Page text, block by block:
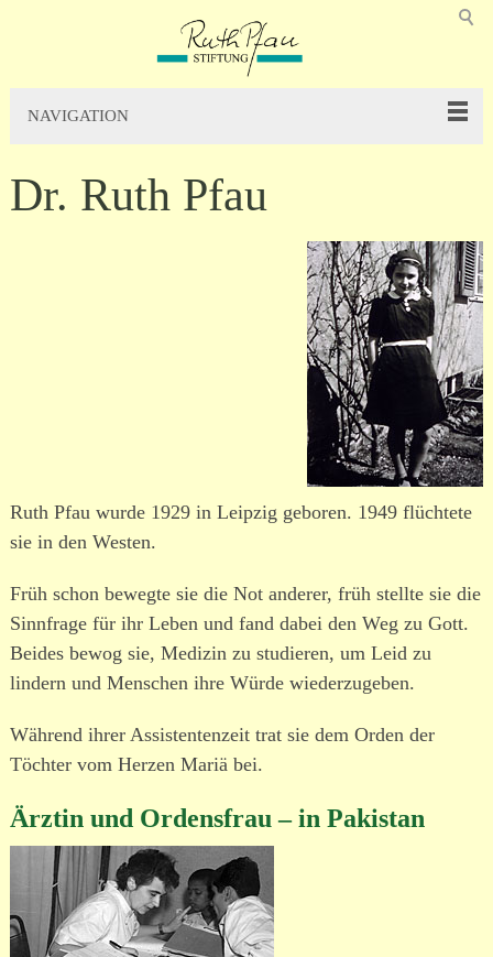
NAVIGATION
Dr. Ruth Pfau
Ruth Pfau wurde 1929 in Leipzig geboren. 1949 flüchtete
sie in den Westen.
Früh schon bewegte sie die Not anderer, früh stellte sie die
Sinnfrage für ihr Leben und fand dabei den Weg zu Gott.
Beides bewog sie, Medizin zu studieren, um Leid zu
lindern und Menschen ihre Würde wieder­zu­geben.
Während ihrer Assistentenzeit trat sie dem Orden der
Töchter vom Herzen Mariä bei.
Ärztin und Ordensfrau – in Pakistan